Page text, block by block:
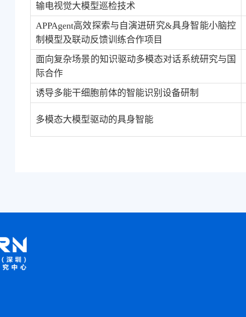
输电视觉大模型巡检技术
APPAgent高效探索与自演进研究&具身智能小脑控
制模型及联动反馈训练合作项目
面向复杂场景的知识驱动多模态对话系统研究与国
际合作
诱导多能干细胞前体的智能识别设备研制
多模态大模型驱动的具身智能